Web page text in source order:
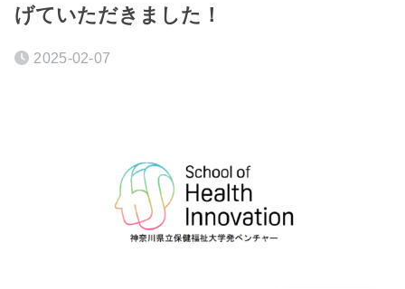
げていただきました！
2025-02-07